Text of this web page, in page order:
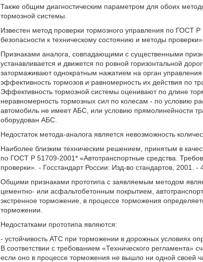
Также общим диагностическим параметром для обоих
тормозной системы.
Известен метод проверки тормозного управления по ГОСТ
безопасности к техническому состоянию и методы
Признаками аналога, совпадающими с существенными
устанавливается и движется по ровной горизонтальной
затормаживают однократным нажатием на орган
эффективность тормозов и равномерность их действия по
Эффективность тормозной системы оценивают по длине
неравномерность тормозных сил по колесам - по условию
автомобиль не имеет АБС, или условию прямолинейности
оборудован АБС.
Недостаток метода-аналога является невозможность
Наиболее близким техническим решением, принятым в
по ГОСТ Р 51709-2001* «Автотранспортные средства.
проверки». - Госстандарт России: Изд-во стандартов, 2001. -
Общими признаками прототипа с заявляемым методом
цементно- или асфальтобетонным покрытием,
экстренное торможение, в процессе торможения
торможении.
Недостатками прототипа являются:
- устойчивость АТС при торможении в дорожных условиях
В соответствии с требованием «Технического регламента»
если оно в процессе торможения не вышло ни одной своей